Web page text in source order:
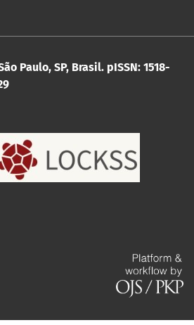
Paulo, SP, Brasil. pISSN: 1518-